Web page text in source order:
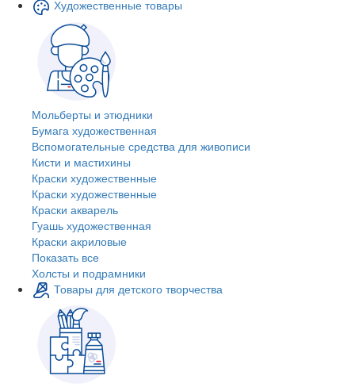
Художественные товары
Мольберты и этюдники
Бумага художественная
Вспомогательные средства для живописи
Кисти и мастихины
Краски художественные
Краски художественные
Краски акварель
Гуашь художественная
Краски акриловые
Показать все
Холсты и подрамники
Товары для детского творчества